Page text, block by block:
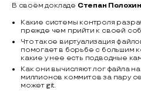
В своём докладе Степан Полохин
Какие системы контроля
прежде чем прийти к своей
Что такое виртуализация
помогает в борьбе с большим
какие у нее есть подводные
Как они вычисляют лог файла
миллионов коммитов за пару
может git.